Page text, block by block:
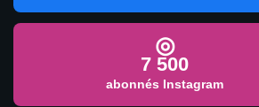
◎
7 500
abonnés Instagram